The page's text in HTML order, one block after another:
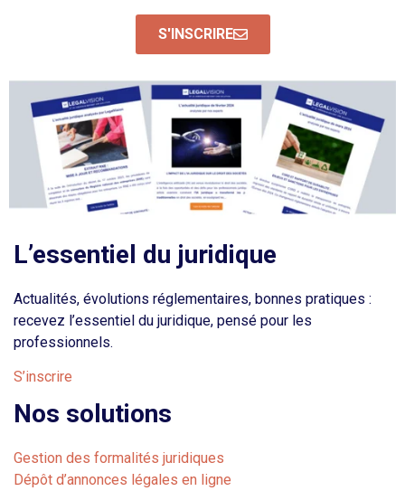
S'INSCRIRE
L’essentiel du juridique
Actualités, évolutions réglementaires, bonnes pratiques :
recevez l’essentiel du juridique, pensé pour les
professionnels.
S’inscrire
Nos solutions
Gestion des formalités juridiques
Dépôt d’annonces légales en ligne